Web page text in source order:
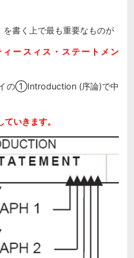
書く上で最も重要なものが
ースィス・ステートメン
の①Introduction (序論)で中
いきます。